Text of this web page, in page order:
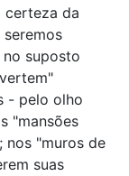
certeza da
suposto
- pelo olho
"mansões
nos "muros de
suas